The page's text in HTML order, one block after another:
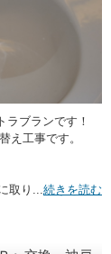
ラブランです！
工事です。
り... 続きを読む